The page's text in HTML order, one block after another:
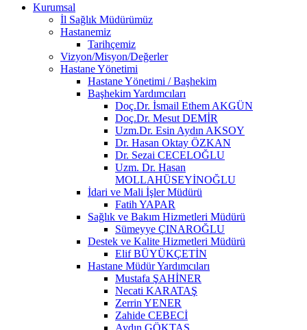
Kurumsal
İl Sağlık Müdürümüz
Hastanemiz
Tarihçemiz
Vizyon/Misyon/Değerler
Hastane Yönetimi
Hastane Yönetimi / Başhekim
Başhekim Yardımcıları
Doç.Dr. İsmail Ethem AKGÜN
Doç.Dr. Mesut DEMİR
Uzm.Dr. Esin Aydın AKSOY
Dr. Hasan Oktay ÖZKAN
Dr. Sezai CECELOĞLU
Uzm. Dr. Hasan
MOLLAHÜSEYİNOĞLU
İdari ve Mali İşler Müdürü
Fatih YAPAR
Sağlık ve Bakım Hizmetleri Müdürü
Sümeyye ÇINAROĞLU
Destek ve Kalite Hizmetleri Müdürü
Elif BÜYÜKÇETİN
Hastane Müdür Yardımcıları
Mustafa ŞAHİNER
Necati KARATAŞ
Zerrin YENER
Zahide CEBECİ
Aydın GÖKTAŞ